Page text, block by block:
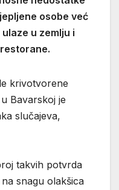
osobe već
u zemlju i
krivotvorene
Bavarskoj je
slučajeva,
takvih potvrda
snagu olakšica